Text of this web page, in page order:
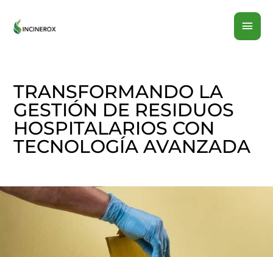
TRANSFORMANDO LA
GESTIÓN DE RESIDUOS
HOSPITALARIOS CON
TECNOLOGÍA AVANZADA